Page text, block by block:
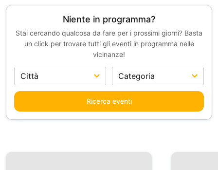
Niente in programma?
Stai cercando qualcosa da fare per i prossimi giorni? Basta
un click per trovare tutti gli eventi in programma nelle
vicinanze!
Ricerca eventi